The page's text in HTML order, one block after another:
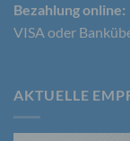
Bezahlung online:
VISA oder
AKTUELLE
oder jede
Veränderung,
Verwendung,
Verbreitung